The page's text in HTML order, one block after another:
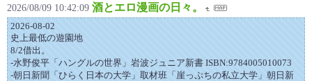
2026/08/09 10:42:09 酒とエロ漫画の日々。
2026-08-02
史上最低の遊園地
8/2借出。
-水野俊平「ハングルの世界」岩波ジュニア新書 ISBN:9784005010073
-朝日新聞「ひらく日本の大学」取材班「崖っぷちの私立大学」朝日新